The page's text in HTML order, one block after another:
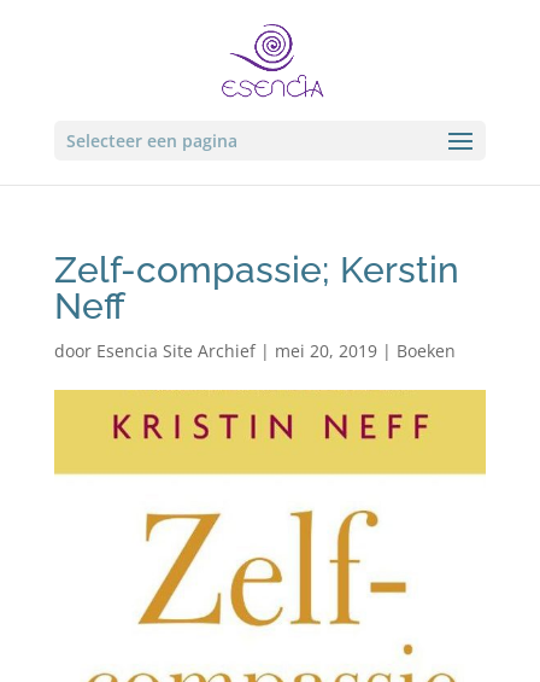
Selecteer een pagina
Zelf-compassie; Kerstin
Neff
door Esencia Site Archief| mei 20, 2019| Boeken